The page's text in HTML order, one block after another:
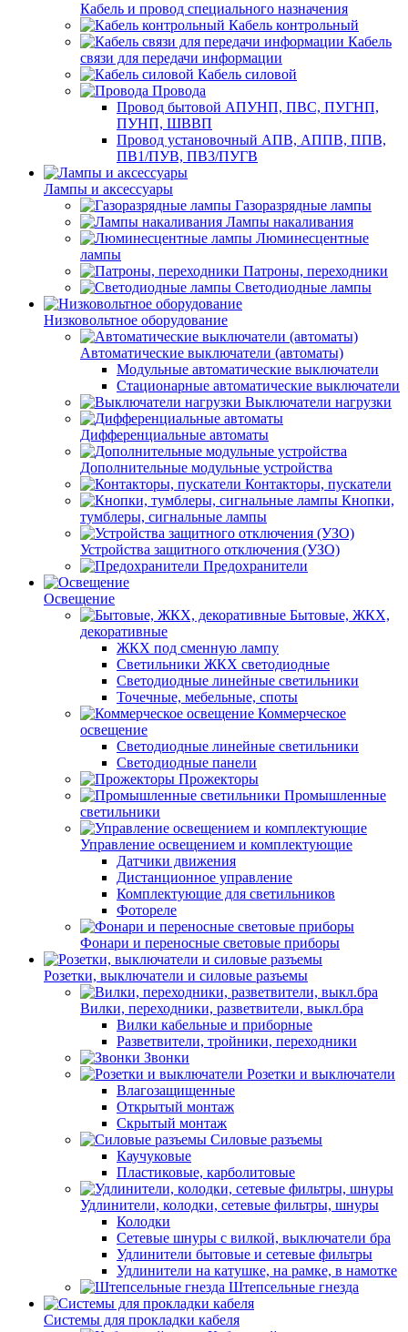
Кабель и провод специального назначения
Кабель контрольный
Кабель
связи для передачи информации
Кабель силовой
Провода
Провод бытовой АПУНП, ПВС, ПУГНП,
ПУНП, ШВВП
Провод установочный АПВ, АППВ, ППВ,
ПВ1/ПУВ, ПВ3/ПУГВ
Лампы и аксессуары
Газоразрядные лампы
Лампы накаливания
Люминесцентные
лампы
Патроны, переходники
Светодиодные лампы
Низковольтное оборудование
Автоматические выключатели (автоматы)
Модульные автоматические выключатели
Стационарные автоматические выключатели
Выключатели нагрузки
Дифференциальные автоматы
Дополнительные модульные устройства
Контакторы, пускатели
Кнопки,
тумблеры, сигнальные лампы
Устройства защитного отключения (УЗО)
Предохранители
Освещение
Бытовые, ЖКХ,
декоративные
ЖКХ под сменную лампу
Светильники ЖКХ светодиодные
Светодиодные линейные светильники
Точечные, мебельные, споты
Коммерческое
освещение
Светодиодные линейные светильники
Светодиодные панели
Прожекторы
Промышленные
светильники
Управление освещением и комплектующие
Датчики движения
Дистанционное управление
Комплектующие для светильников
Фотореле
Фонари и переносные световые приборы
Розетки, выключатели и силовые разъемы
Вилки, переходники, разветвители, выкл.бра
Вилки кабельные и приборные
Разветвители, тройники, переходники
Звонки
Розетки и выключатели
Влагозащищенные
Открытый монтаж
Скрытый монтаж
Силовые разъемы
Каучуковые
Пластиковые, карболитовые
Удлинители, колодки, сетевые фильтры, шнуры
Колодки
Сетевые шнуры с вилкой, выключатели бра
Удлинители бытовые и сетевые фильтры
Удлинители на катушке, на рамке, в намотке
Штепсельные гнезда
Системы для прокладки кабеля